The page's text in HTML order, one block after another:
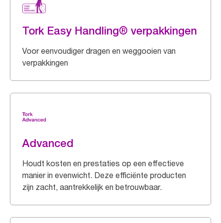
Tork Easy Handling® verpakkingen
Voor eenvoudiger dragen en weggooien van
verpakkingen
Advanced
Houdt kosten en prestaties op een effectieve
manier in evenwicht. Deze efficiënte producten
zijn zacht, aantrekkelijk en betrouwbaar.